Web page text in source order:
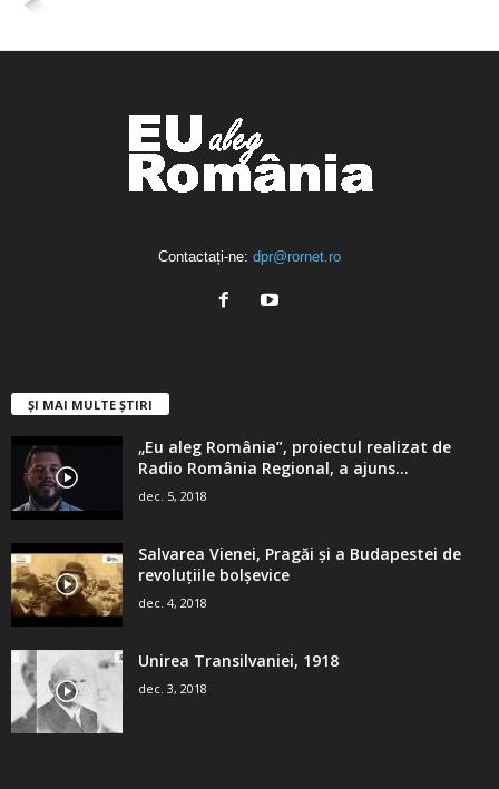
4,400
Contactați-ne: dpr@rornet.ro
ȘI MAI MULTE ȘTIRI
„Eu aleg România”, proiectul realizat de
Radio România Regional, a ajuns...
dec. 5, 2018
Salvarea Vienei, Pragăi şi a Budapestei de
revoluţiile bolşevice
dec. 4, 2018
Unirea Transilvaniei, 1918
dec. 3, 2018